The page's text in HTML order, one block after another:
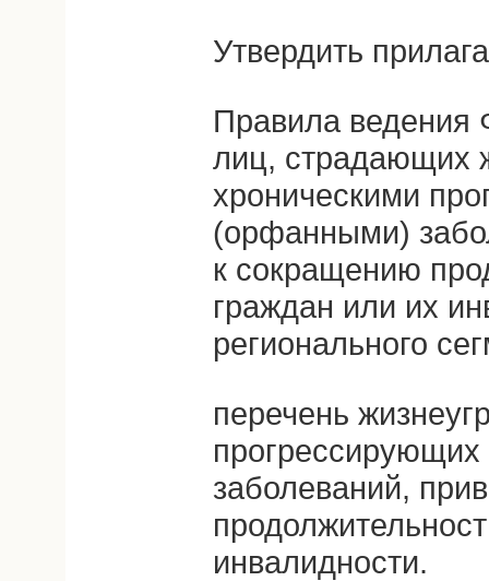
Утвердить
Правила ведения
лиц, страдающих
хроническими
(орфанными)
к сокращению
граждан или их
регионального
перечень
заболеваний,
инвалидности.